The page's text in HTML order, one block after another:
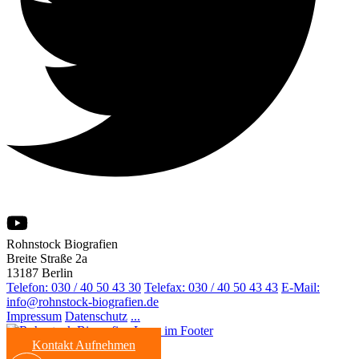
Rohnstock Biografien
Breite Straße 2a
13187 Berlin
Telefon: 030 / 40 50 43 30 Telefax: 030 / 40 50 43 43 E-Mail:
info@rohnstock-biografien.de
Impressum Datenschutz ...
Kontakt Aufnehmen